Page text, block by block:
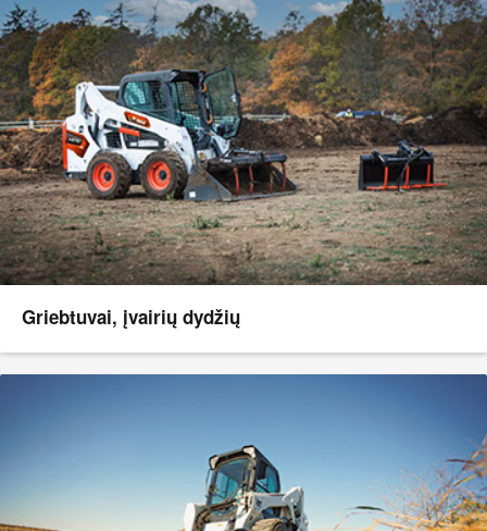
Griebtuvai, įvairių dydžių